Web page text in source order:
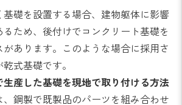
礎を設置する場合、建物躯体に影響
ため、後付けでコンクリート基礎を
あります。このような場合に採用さ
式基礎です。
産した基礎を現地で取り付ける方法
鋼製で既製品のパーツを組み合わせ